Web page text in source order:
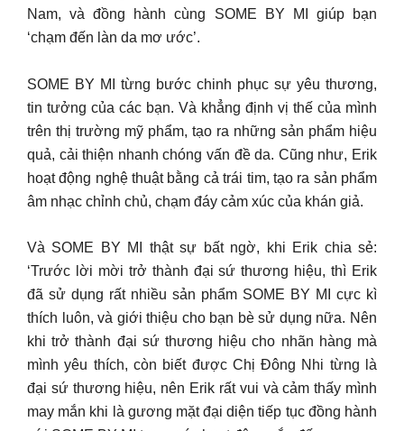
Nam, và đồng hành cùng SOME BY MI giúp bạn
‘chạm đến làn da mơ ước’.
SOME BY MI từng bước chinh phục sự yêu thương,
tin tưởng của các bạn. Và khẳng định vị thế của mình
trên thị trường mỹ phẩm, tạo ra những sản phẩm hiệu
quả, cải thiện nhanh chóng vấn đề da. Cũng như, Erik
hoạt động nghệ thuật bằng cả trái tim, tạo ra sản phẩm
âm nhạc chỉnh chủ, chạm đáy cảm xúc của khán giả.
Và SOME BY MI thật sự bất ngờ, khi Erik chia sẻ:
‘Trước lời mời trở thành đại sứ thương hiệu, thì Erik
đã sử dụng rất nhiều sản phẩm SOME BY MI cực kì
thích luôn, và giới thiệu cho bạn bè sử dụng nữa. Nên
khi trở thành đại sứ thương hiệu cho nhãn hàng mà
mình yêu thích, còn biết được Chị Đông Nhi từng là
đại sứ thương hiệu, nên Erik rất vui và cảm thấy mình
may mắn khi là gương mặt đại diện tiếp tục đồng hành